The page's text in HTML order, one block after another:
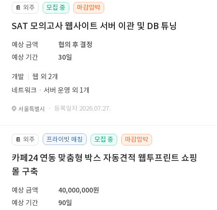
📔 외주 모집 중 마감임박
SAT 모의고사 웹사이트 서버 이관 및 DB 튜닝
예상 금액
협의 후 결정
예상 기간
30일
개발
웹 외 2개
네트워크ㆍ서버 운영 외 1개
서울특별시 · 등록일자 2026.07.27.
📔 외주 프라이빗 매칭 모집 중 마감임박
카페24 연동 맞춤형 박스 자동견적 웹투프린트 쇼핑
몰 구축
예상 금액
40,000,000원
예상 기간
90일